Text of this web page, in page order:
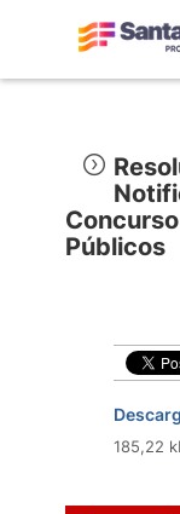
Públicos
185,22